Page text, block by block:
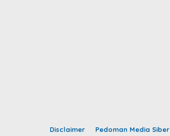
Disclaimer Pedoman Media Siber